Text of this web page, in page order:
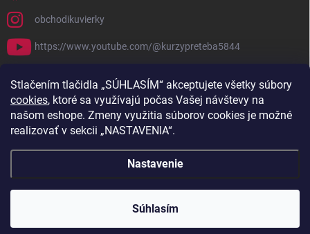
Stlačením tlačidla „SÚHLASÍM“ akceptujete všetky súbory
cookies, ktoré sa využívajú počas Vašej návštevy na
našom eshope. Zmeny využitia súborov cookies je možné
realizovať v sekcii „NASTAVENIA“.
Nastavenie
Súhlasím
obchodikuvierky
https://www.youtube.com/@kurzypreteba5844
PRIJÍMAME ONLINE PLATBY
Vytvoril Shoptet
Copyright 2026Obchodík u Vierky. Všetky práva vyhradené.